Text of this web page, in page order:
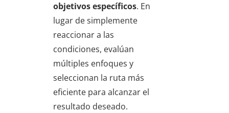
objetivos específicos. En
lugar de simplemente
reaccionar a las
condiciones, evalúan
múltiples enfoques y
seleccionan la ruta más
eficiente para alcanzar el
resultado deseado.